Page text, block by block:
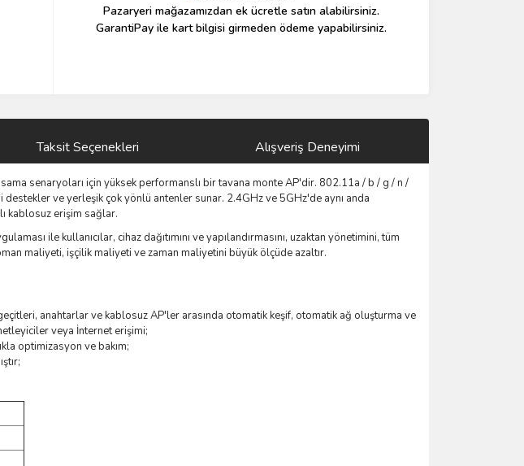
Pazaryeri mağazamızdan ek ücretle satın alabilirsiniz.
GarantiPay ile kart bilgisi girmeden ödeme yapabilirsiniz.
Taksit Seçenekleri Alışveriş Deneyimi
senaryoları için yüksek performanslı bir tavana monte AP'dir. 802.11a / b / g / n /
ve yerleşik çok yönlü antenler sunar. 2.4GHz ve 5GHz'de aynı anda
kablosuz erişim sağlar.
ile kullanıcılar, cihaz dağıtımını ve yapılandırmasını, uzaktan yönetimini, tüm
maliyeti, işçilik maliyeti ve zaman maliyetini büyük ölçüde azaltır.
anahtarlar ve kablosuz AP'ler arasında otomatik keşif, otomatik ağ oluşturma ve
veya İnternet erişimi;
optimizasyon ve bakım;